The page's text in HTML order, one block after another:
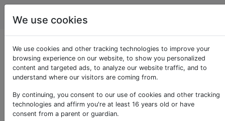
Programmierung
Python super () löst
TypeError aus
109 In Python 2.5 löst der folgende Code ein
We use cookies
We use cookies and other tracking technologies to improve your
browsing experience on our website, to show you personalized
content and targeted ads, to analyze our website traffic, and to
understand where our visitors are coming from.
By continuing, you consent to our use of cookies and other tracking
technologies and affirm you're at least 16 years old or have
consent from a parent or guardian.